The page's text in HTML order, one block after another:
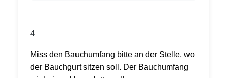
4
Miss den Bauchumfang bitte an der Stelle, wo
der Bauchgurt sitzen soll. Der Bauchumfang